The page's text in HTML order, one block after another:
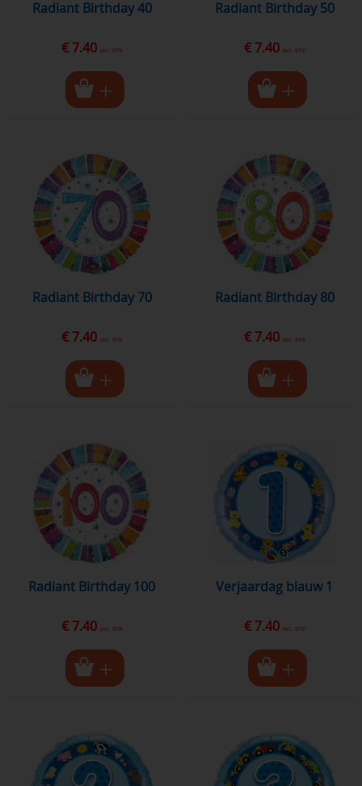
Radiant Birthday 40
€ 7.40 excl. BTW
Radiant Birthday 50
€ 7.40 excl. BTW
Radiant Birthday 70
€ 7.40 excl. BTW
Radiant Birthday 80
€ 7.40 excl. BTW
Radiant Birthday 100
€ 7.40 excl. BTW
Verjaardag blauw 1
€ 7.40 excl. BTW